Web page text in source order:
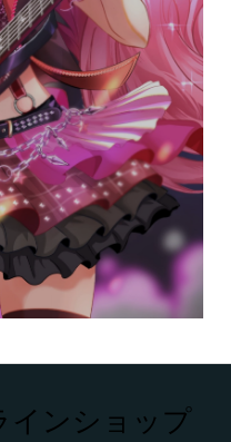
インショップ